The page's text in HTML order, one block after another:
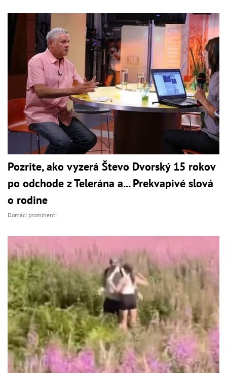
Pozrite, ako vyzerá Števo Dvorský 15 rokov
po odchode z Telerána a... Prekvapivé slová
o rodine
Domáci prominenti